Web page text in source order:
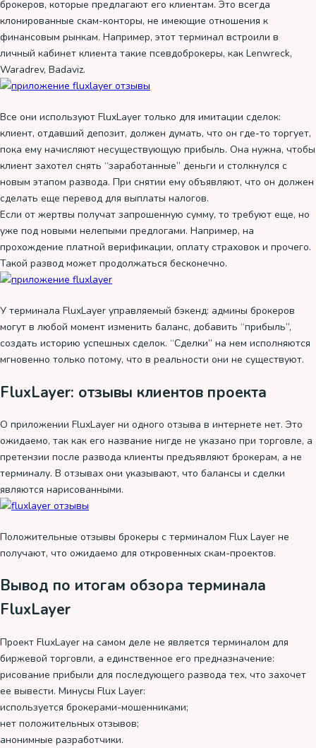
брокеров, которые предлагают его клиентам. Это всегда
клонированные скам-конторы, не имеющие отношения к
финансовым рынкам. Например, этот терминал встроили в
личный кабинет клиента такие псевдоброкеры, как Lenwreck,
Waradrev, Badaviz.
Все они используют FluxLayer только для имитации сделок:
клиент, отдавший депозит, должен думать, что он где-то торгует,
пока ему начисляют несуществующую прибыль. Она нужна, чтобы
клиент захотел снять “заработанные” деньги и столкнулся с
новым этапом развода. При снятии ему объявляют, что он должен
сделать еще перевод для выплаты налогов.
Если от жертвы получат запрошенную сумму, то требуют еще, но
уже под новыми нелепыми предлогами. Например, на
прохождение платной верификации, оплату страховок и прочего.
Такой развод может продолжаться бесконечно.
У терминала FluxLayer управляемый бэкенд: админы брокеров
могут в любой момент изменить баланс, добавить “прибыль”,
создать историю успешных сделок. “Сделки” на нем исполняются
мгновенно только потому, что в реальности они не существуют.
FluxLayer: отзывы клиентов проекта
О приложении FluxLayer ни одного отзыва в интернете нет. Это
ожидаемо, так как его название нигде не указано при торговле, а
претензии после развода клиенты предъявляют брокерам, а не
терминалу. В отзывах они указывают, что балансы и сделки
являются нарисованными.
Положительные отзывы брокеры с терминалом Flux Layer не
получают, что ожидаемо для откровенных скам-проектов.
Вывод по итогам обзора терминала
FluxLayer
Проект FluxLayer на самом деле не является терминалом для
биржевой торговли, а единственное его предназначение:
рисование прибыли для последующего развода тех, что захочет
ее вывести. Минусы Flux Layer:
используется брокерами-мошенниками;
нет положительных отзывов;
анонимные разработчики.